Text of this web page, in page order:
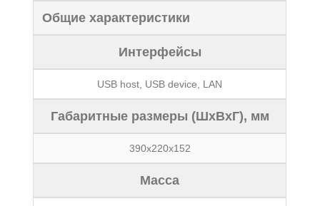
Общие характеристики
Интерфейсы
USB host, USB device, LAN
Габаритные размеры (ШxВxГ), мм
390x220x152
Масса